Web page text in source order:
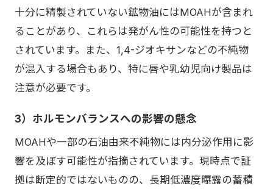
十分に精製されていない鉱物油にはMOAHが含まれ
ることがあり、これらは発がん性の可能性を持つと
されています。また、1,4-ジオキサンなどの不純物
が混入する場合もあり、特に唇や乳幼児向け製品は
注意が必要です。
3）ホルモンバランスへの影響の懸念
MOAHや一部の石油由来不純物には内分泌作用に影
響を及ぼす可能性が指摘されています。現時点で証
拠は断定的ではないものの、長期低濃度曝露の蓄積